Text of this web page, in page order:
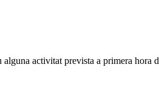
activitat prevista a primera